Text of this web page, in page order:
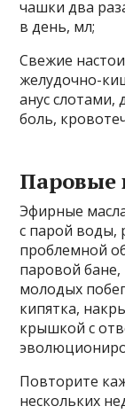
чашки два
в день, мл;
Свежие
желудочно-
анус
боль,
Паровые
Эфирные
с парой воды,
проблемной
паровой бане,
молодых
кипятка,
крышкой с
Повторите
нескольких